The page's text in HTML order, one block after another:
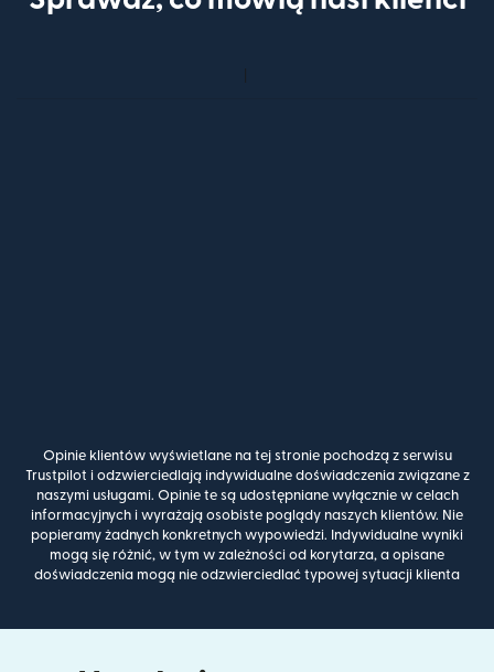
Opinie klientów wyświetlane na tej stronie pochodzą z serwisu
Trustpilot i odzwierciedlają indywidualne doświadczenia związane z
naszymi usługami. Opinie te są udostępniane wyłącznie w celach
informacyjnych i wyrażają osobiste poglądy naszych klientów. Nie
popieramy żadnych konkretnych wypowiedzi. Indywidualne wyniki
mogą się różnić, w tym w zależności od korytarza, a opisane
doświadczenia mogą nie odzwierciedlać typowej sytuacji klienta